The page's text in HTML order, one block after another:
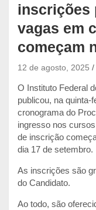
inscrições
vagas em
começam
12 de agosto, 2025
O Instituto Federal
publicou, na quinta-
cronograma do
ingresso nos
de inscrição
dia 17 de setembro.
As inscrições são
do Candidato.
Ao todo, são